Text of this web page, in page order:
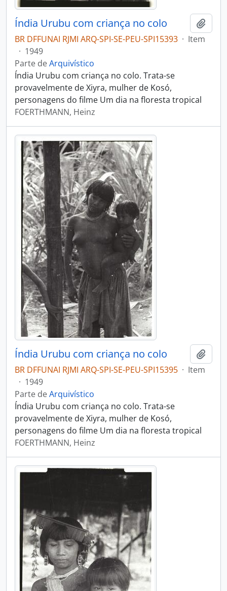
Índia Urubu com criança no colo
BR DFFUNAI RJMI ARQ-SPI-SE-PEU-SPI15393 · Item
· 1949
Parte deArquivístico
Índia Urubu com criança no colo. Trata-se
provavelmente de Xiyra, mulher de Kosó,
personagens do filme Um dia na floresta tropical
FOERTHMANN, Heinz
Índia Urubu com criança no colo
BR DFFUNAI RJMI ARQ-SPI-SE-PEU-SPI15395 · Item
· 1949
Parte deArquivístico
Índia Urubu com criança no colo. Trata-se
provavelmente de Xiyra, mulher de Kosó,
personagens do filme Um dia na floresta tropical
FOERTHMANN, Heinz